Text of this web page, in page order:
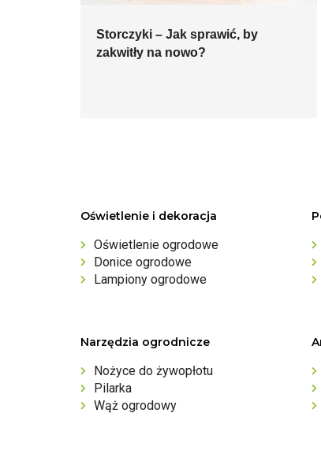
Storczyki – Jak sprawić, by
zakwitły na nowo?
Oświetlenie i dekoracja
Oświetlenie ogrodowe
Donice ogrodowe
Lampiony ogrodowe
Narzędzia ogrodnicze
Nożyce do żywopłotu
Pilarka
Wąż ogrodowy